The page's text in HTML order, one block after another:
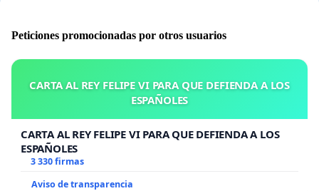
Peticiones promocionadas por otros usuarios
CARTA AL REY FELIPE VI PARA QUE DEFIENDA A LOS
ESPAÑOLES
CARTA AL REY FELIPE VI PARA QUE DEFIENDA A LOS
ESPAÑOLES
3 330 firmas
Aviso de transparencia